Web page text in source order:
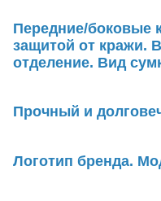
Передние/боковые
защитой от кражи.
отделение. Вид
Прочный и
Логотип бренда.